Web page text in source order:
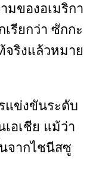
มของอเมริกา
รียกว่า ซักกะ
จริงแล้วหมาย
แข่งขันระดับ
อเชีย แม้ว่า
จากไชนีสซู